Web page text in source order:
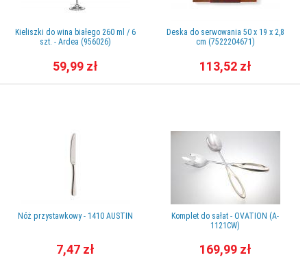
Kieliszki do wina białego 260 ml / 6
szt. - Ardea (956026)
59,99 zł
Nóż przystawkowy - 1410 AUSTIN
7,47 zł
Deska do serwowania 50 x 19 x 2,8
cm (7522204671)
113,52 zł
Komplet do sałat - OVATION (A-
1121CW)
169,99 zł